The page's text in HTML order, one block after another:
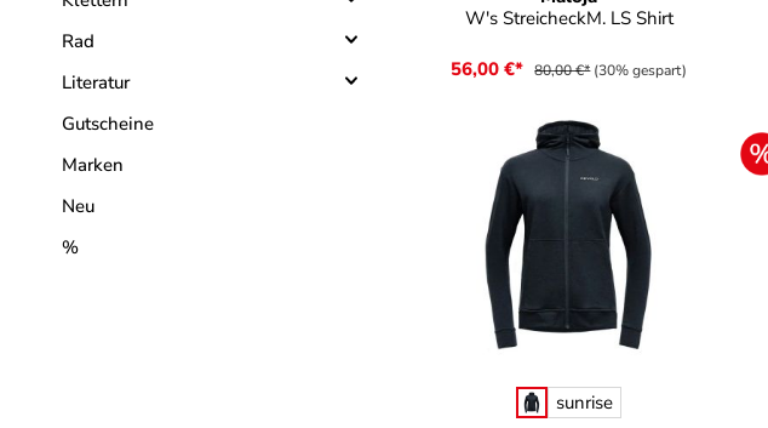
Rad
Literatur
Gutscheine
Marken
Neu
%
W's StreicheckM. LS Shirt
56,00 €* 80,00 €* (30% gespart)
Farbeauswählen
sunrise